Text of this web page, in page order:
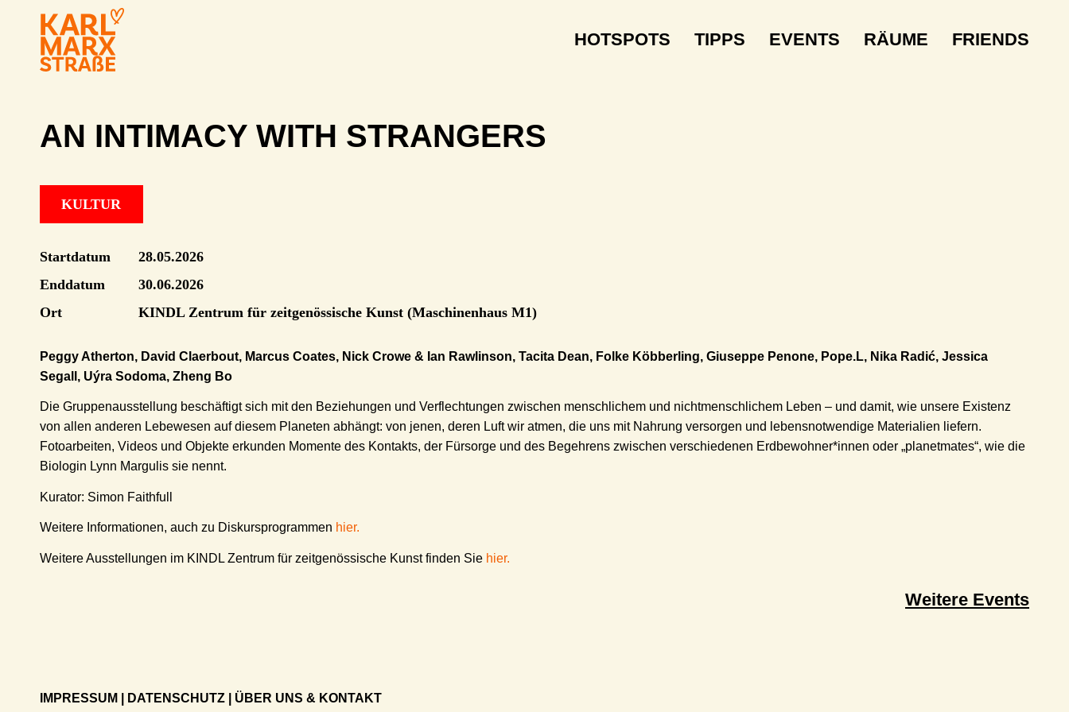
HOTSPOTS TIPPS EVENTS RÄUME FRIENDS
AN INTIMACY WITH STRANGERS
KULTUR
Startdatum
28.05.2026
Enddatum
30.06.2026
Ort
KINDL Zentrum für zeitgenössische Kunst (Maschinenhaus M1)
Peggy Atherton, David Claerbout, Marcus Coates, Nick Crowe & Ian Rawlinson, Tacita Dean, Folke Köbberling, Giuseppe Penone, Pope.L, Nika Radić, Jessica
Segall, Uýra Sodoma, Zheng Bo
Die Gruppenausstellung beschäftigt sich mit den Beziehungen und Verflechtungen zwischen menschlichem und nichtmenschlichem Leben – und damit, wie unsere Existenz
von allen anderen Lebewesen auf diesem Planeten abhängt: von jenen, deren Luft wir atmen, die uns mit Nahrung versorgen und lebensnotwendige Materialien liefern.
Fotoarbeiten, Videos und Objekte erkunden Momente des Kontakts, der Fürsorge und des Begehrens zwischen verschiedenen Erdbewohner*innen oder „planetmates“, wie die
Biologin Lynn Margulis sie nennt.
Kurator: Simon Faithfull
Weitere Informationen, auch zu Diskursprogrammen hier.
Weitere Ausstellungen im KINDL Zentrum für zeitgenössische Kunst finden Sie hier.
Weitere Events
IMPRESSUM DATENSCHUTZ ÜBER UNS & KONTAKT